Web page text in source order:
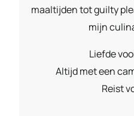
maaltijden tot guilty
mijn
Liefde
Altijd met een
Reist